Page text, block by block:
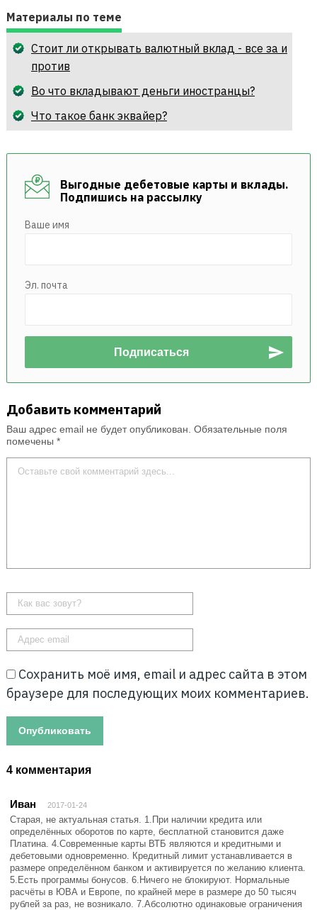
Материалы по теме
Cтоит ли открывать валютный вклад - все за и
против
Во что вкладывают деньги иностранцы?
Что такое банк эквайер?
Выгодные дебетовые карты и вклады.
Подпишись на рассылку
Ваше имя
Эл. почта
Добавить комментарий
Ваш адрес email не будет опубликован. Обязательные поля
помечены *
Сохранить моё имя, email и адрес сайта в этом
браузере для последующих моих комментариев.
4 комментария
Иван 2017-01-24
Старая, не актуальная статья. 1.При наличии кредита или
определённых оборотов по карте, бесплатной становится даже
Платина. 4.Современные карты ВТБ являются и кредитными и
дебетовыми одновременно. Кредитный лимит устанавливается в
размере определённом банком и активируется по желанию клиента.
5.Есть программы бонусов. 6.Ничего не блокируют. Нормальные
расчёты в ЮВА и Европе, по крайней мере в размере до 50 тысяч
рублей за раз, не возникало. 7.Абсолютно одинаковые ограничения